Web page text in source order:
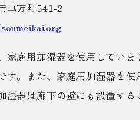
車方町541-2
家庭用加湿器を使用してい
す。また、家庭用加湿器を
湿器は廊下の壁にも設置す